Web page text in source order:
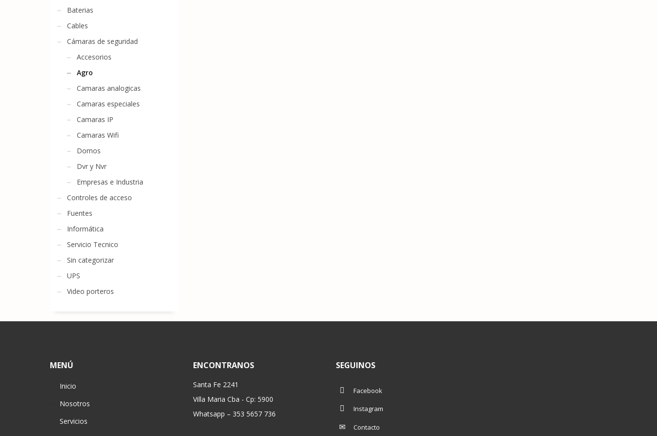
Baterias
Cables
Cámaras de seguridad
Accesorios
Agro
Camaras analogicas
Camaras especiales
Camaras IP
Camaras Wifi
Domos
Dvr y Nvr
Empresas e Industria
Controles de acceso
Fuentes
Informática
Servicio Tecnico
Sin categorizar
UPS
Video porteros
MENÚ
Inicio
Nosotros
Servicios
ENCONTRANOS
Santa Fe 2241
Villa Maria Cba - Cp: 5900
Whatsapp – 353 5657 736
SEGUINOS
Facebook
Instagram
Contacto